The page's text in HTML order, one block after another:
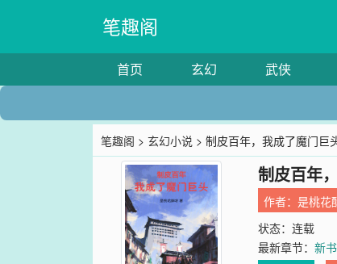
笔趣阁
首页 玄幻 武侠
笔趣阁 >玄幻小说 > 制皮百年，我成了魔门巨
制皮百年
作者：是桃花
状态：连载
最新章节：新